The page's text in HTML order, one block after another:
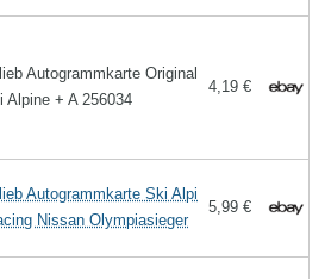
Autogrammkarte Original
Alpine + A 256034
4,19 €
Autogrammkarte Ski Alpi
Nissan Olympiasieger
5,99 €